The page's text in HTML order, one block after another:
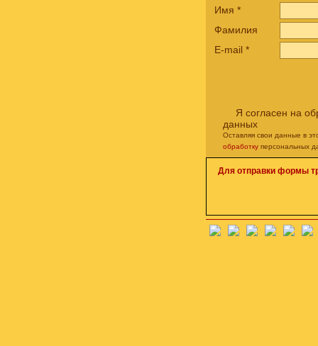
Имя *
Фамилия
E-mail *
Я согласен на
данных
Оставляя свои данные в
обработку персональных
Для отправки формы